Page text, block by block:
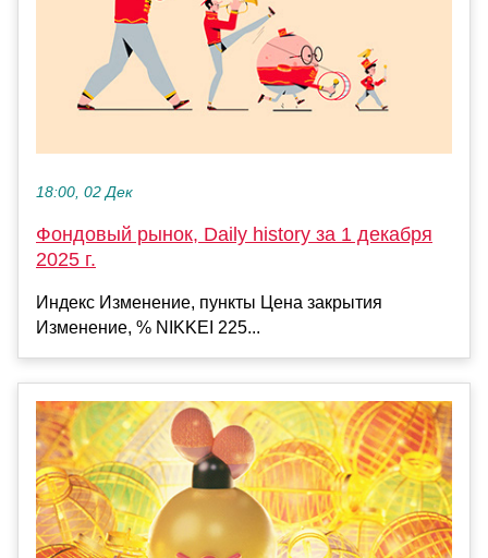
18:00, 02 Дек
Фондовый рынок, Daily history за 1 декабря
2025 г.
Индекс Изменение, пункты Цена закрытия
Изменение, % NIKKEI 225...